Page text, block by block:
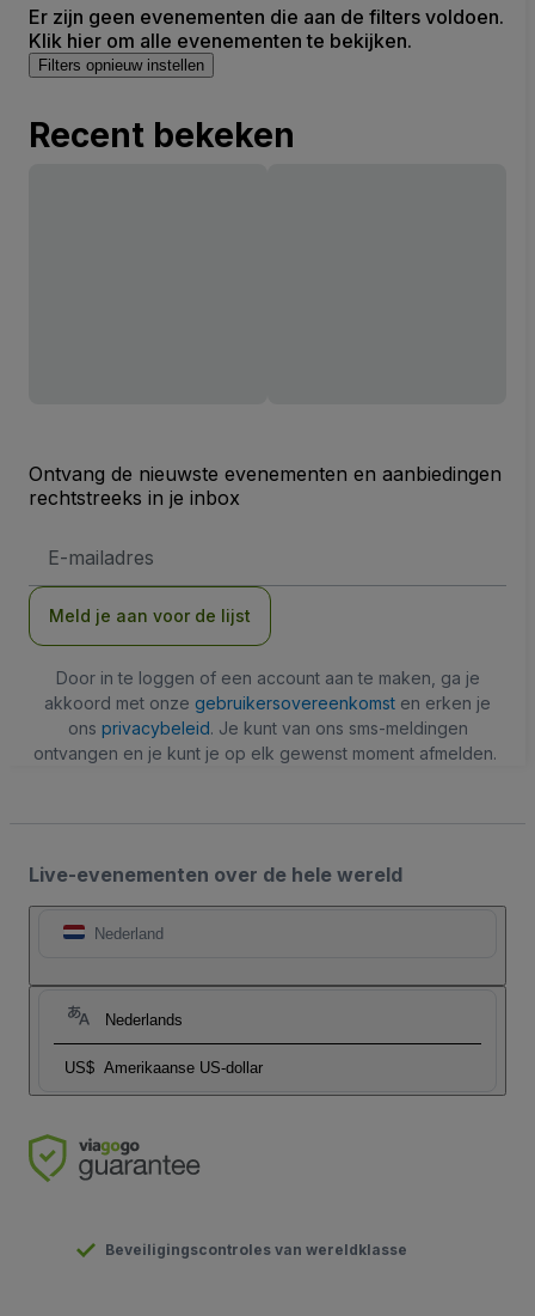
Er zijn geen evenementen die aan de filters voldoen.
Klik hier om alle evenementen te bekijken.
Filters opnieuw instellen
Recent bekeken
Ontvang de nieuwste evenementen en aanbiedingen
rechtstreeks in je inbox
mailadres
Meld je aan voor de lijst
Door in te loggen of een account aan te maken, ga je
akkoord met onze gebruikersovereenkomst en erken je
ons privacybeleid. Je kunt van ons sms-meldingen
ontvangen en je kunt je op elk gewenst moment afmelden.
Live-evenementen over de hele wereld
Nederland
Nederlands
US$ Amerikaanse US-dollar
Beveiligingscontroles van wereldklasse